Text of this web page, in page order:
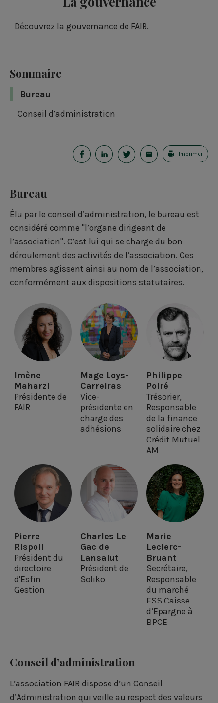
Découvrez la gouvernance de FAIR.
Sommaire
Bureau
Conseil d’administration
P
t
a
g
e
r
F
c
e
b
o
P
a
g
e
r
s
u
r
L
i
n
k
e
d
n
P
t
a
g
e
r
u
r
T
w
i
t
e
E
a
i
l
Imprimer
Bureau
Élu par le conseil d’administration, le bureau est
considéré comme "l’organe dirigeant de
l’association". C’est lui qui se charge du bon
déroulement des activités de l’association. Ces
membres agissent ainsi au nom de l’association,
conformément aux dispositions statutaires.
Imène
Maharzi
Présidente de
FAIR
Mage Loys-
Carreiras
Vice-
présidente en
charge des
adhésions
Philippe
Poiré
Trésorier,
Responsable
de la finance
solidaire chez
Crédit Mutuel
AM
Pierre
Rispoli
Président du
directoire
d'Esfin
Gestion
Charles Le
Gac de
Lansalut
Président de
Soliko
Marie
Leclerc-
Bruant
Secrétaire,
Responsable
du marché
ESS Caisse
d’Epargne à
BPCE
Conseil d’administration
L’association FAIR dispose d’un Conseil
d’Administration qui veille au respect des valeurs